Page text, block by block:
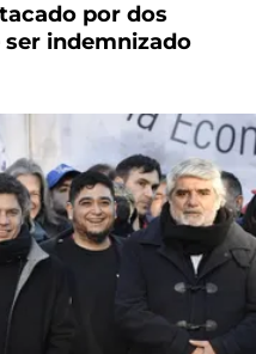
por dos
indemnizado